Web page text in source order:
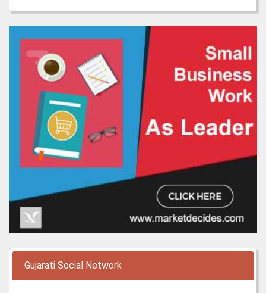
Gujarati Social Network